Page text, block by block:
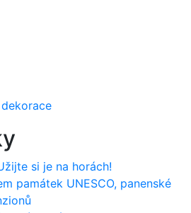
si je na horách!
památek UNESCO, panenské